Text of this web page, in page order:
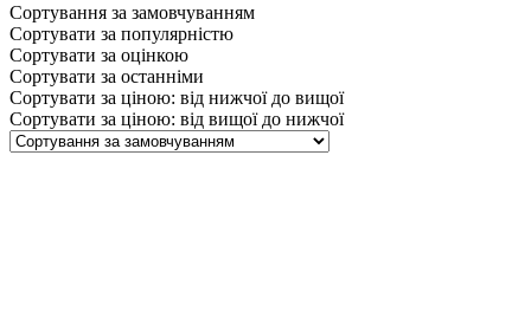
Сортування за замовчуванням
Сортувати за популярністю
Сортувати за оцінкою
Сортувати за останніми
Сортувати за ціною: від нижчої до вищої
Сортувати за ціною: від вищої до нижчої